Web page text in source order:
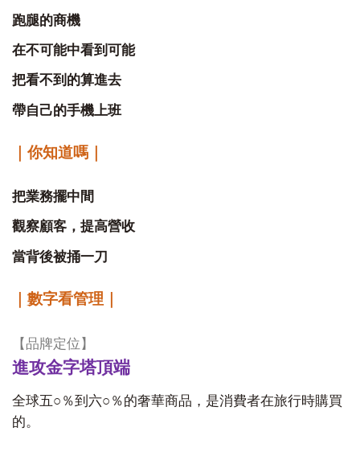
跑腿的商機
在不可能中看到可能
把看不到的算進去
帶自己的手機上班
｜你知道嗎｜
把業務擺中間
觀察顧客，提高營收
當背後被捅一刀
｜數字看管理｜
【品牌定位】
進攻金字塔頂端
全球五○ ％到六○ ％的奢華商品，是消費者在旅行時購買
的。